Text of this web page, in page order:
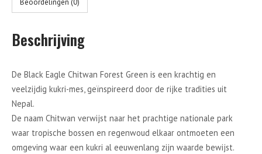
Beoordelingen (0)
Beschrijving
De Black Eagle Chitwan Forest Green is een krachtig en
veelzijdig kukri-mes, geïnspireerd door de rijke tradities uit
Nepal.
De naam Chitwan verwijst naar het prachtige nationale park
waar tropische bossen en regenwoud elkaar ontmoeten een
omgeving waar een kukri al eeuwenlang zijn waarde bewijst.